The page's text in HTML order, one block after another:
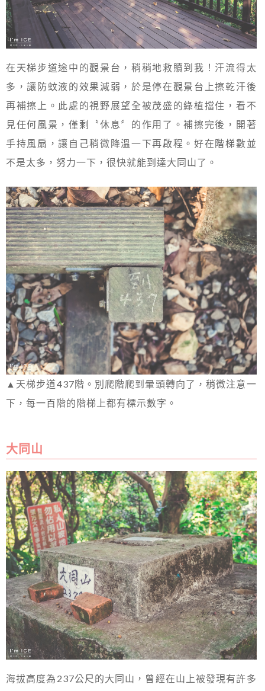
在天梯步道途中的觀景台，稍稍地救贖到我！汗流得太
多，讓防蚊液的效果減弱，於是停在觀景台上擦乾汗後
再補擦上。此處的視野展望全被茂盛的綠植擋住，看不
見任何風景，僅剩〝休息〞的作用了。補擦完後，開著
手持風扇，讓自己稍微降溫一下再啟程。好在階梯數並
不是太多，努力一下，很快就能到達大同山了。
▲天梯步道437階。別爬階爬到暈頭轉向了，稍微注意一
下，每一百階的階梯上都有標示數字。
大同山
海拔高度為237公尺的大同山，曾經在山上被發現有許多